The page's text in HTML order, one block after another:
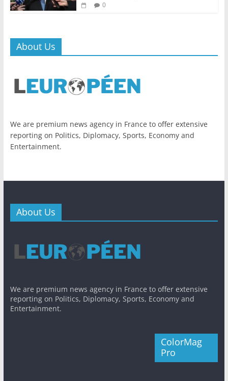
0
About Us
We are premium news agency in France to offer extensive
reporting on Politics, Diplomacy, Sports, Economy and
Entertainment.
About Us
We are premium news agency in France to offer extensive
reporting on Politics, Diplomacy, Sports, Economy and
Entertainment.
ColorMag
Pro